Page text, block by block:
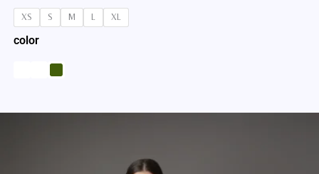
XS S M L XL
color